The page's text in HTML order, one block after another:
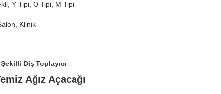
Y Tipi, O Tipi, M Tipi
Klinik
Şekilli Diş Toplayıcı
Ağız Açacağı